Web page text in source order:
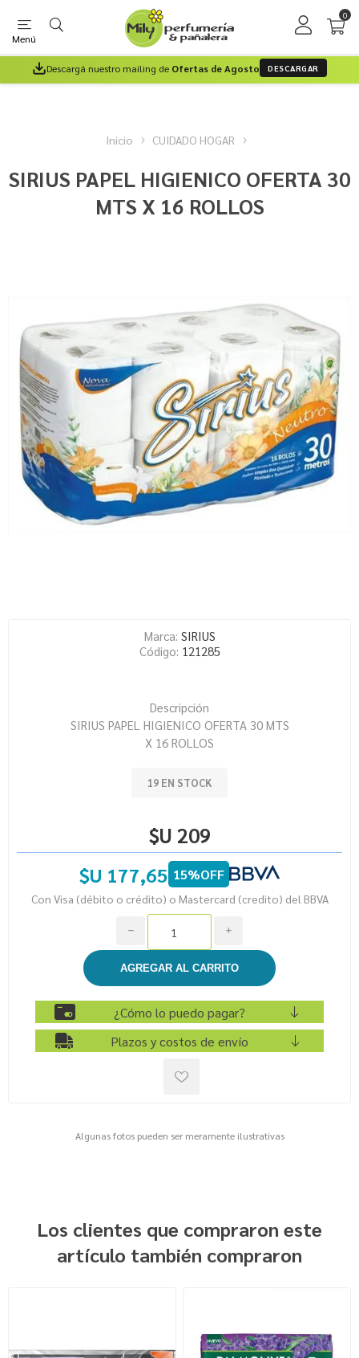
Menú
0
Descargá nuestro mailing de Ofertas de Agosto DESCARGAR
Inicio CUIDADO HOGAR
SIRIUS PAPEL HIGIENICO OFERTA 30
MTS X 16 ROLLOS
Marca: SIRIUS
Código: 121285
Descripción
SIRIUS PAPEL HIGIENICO OFERTA 30 MTS
X 16 ROLLOS
19 EN STOCK
$U 209
$U 177,65 15%OFF
Con Visa (débito o crédito) o Mastercard (credito) del BBVA
i
h
¿Cómo lo puedo pagar?
Plazos y costos de envío
Algunas fotos pueden ser meramente ilustrativas
Los clientes que compraron este
artículo también compraron